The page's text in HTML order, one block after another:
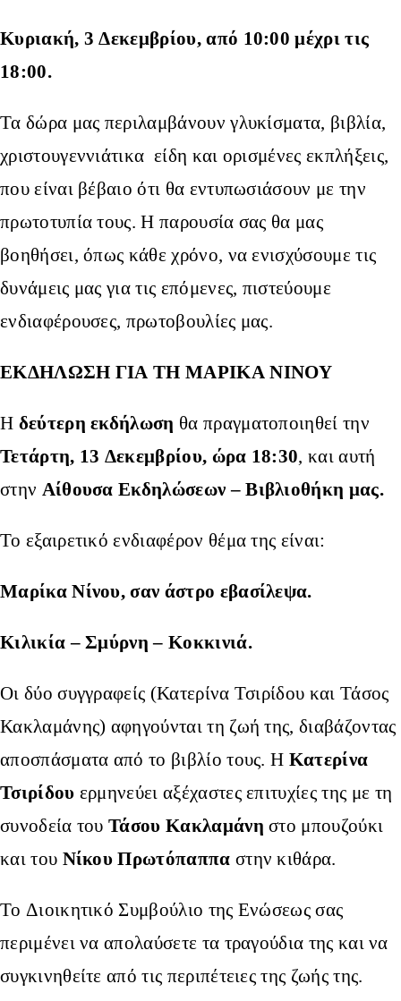
Κυριακή, 3 Δεκεμβρίου, από 10:00 μέχρι τις
18:00.
Τα δώρα μας περιλαμβάνουν γλυκίσματα, βιβλία,
χριστουγεννιάτικα είδη και ορισμένες εκπλήξεις,
που είναι βέβαιο ότι θα εντυπωσιάσουν με την
πρωτοτυπία τους. Η παρουσία σας θα μας
βοηθήσει, όπως κάθε χρόνο, να ενισχύσουμε τις
δυνάμεις μας για τις επόμενες, πιστεύουμε
ενδιαφέρουσες, πρωτοβουλίες μας.
ΕΚΔΗΛΩΣΗ ΓΙΑ ΤΗ ΜΑΡΙΚΑ ΝΙΝΟΥ
Η δεύτερη εκδήλωση θα πραγματοποιηθεί την
Τετάρτη, 13 Δεκεμβρίου, ώρα 18:30, και αυτή
στην Αίθουσα Εκδηλώσεων – Βιβλιοθήκη μας.
Το εξαιρετικό ενδιαφέρον θέμα της είναι:
Μαρίκα Νίνου, σαν άστρο εβασίλεψα.
Κιλικία – Σμύρνη – Κοκκινιά.
Οι δύο συγγραφείς (Κατερίνα Τσιρίδου και Τάσος
Κακλαμάνης) αφηγούνται τη ζωή της, διαβάζοντας
αποσπάσματα από το βιβλίο τους. Η Κατερίνα
Τσιρίδου ερμηνεύει αξέχαστες επιτυχίες της με τη
συνοδεία τουΤάσου Κακλαμάνη στο μπουζούκι
και του Νίκου Πρωτόπαππα στην κιθάρα.
Το Διοικητικό Συμβούλιο της Ενώσεως σας
περιμένει να απολαύσετε τα τραγούδια της και να
συγκινηθείτε από τις περιπέτειες της ζωής της.